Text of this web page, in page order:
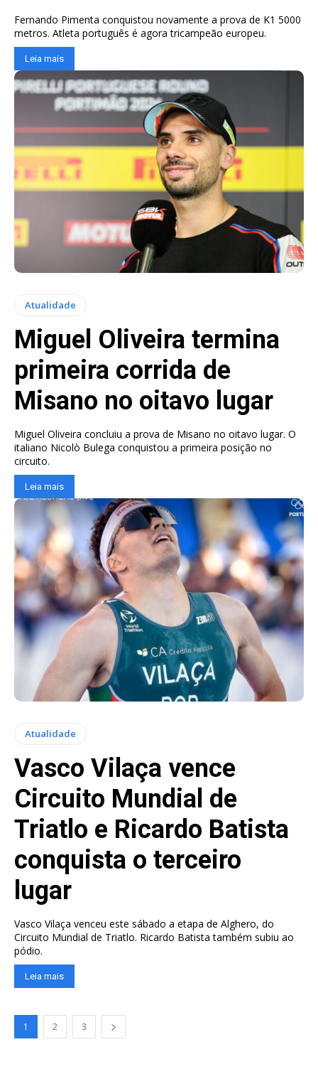
Fernando Pimenta conquistou novamente a prova de K1 5000
metros. Atleta português é agora tricampeão europeu.
Leia mais
Atualidade
Miguel Oliveira termina
primeira corrida de
Misano no oitavo lugar
Miguel Oliveira concluiu a prova de Misano no oitavo lugar. O
italiano Nicolò Bulega conquistou a primeira posição no
circuito.
Leia mais
Atualidade
Vasco Vilaça vence
Circuito Mundial de
Triatlo e Ricardo Batista
conquista o terceiro
lugar
Vasco Vilaça venceu este sábado a etapa de Alghero, do
Circuito Mundial de Triatlo. Ricardo Batista também subiu ao
pódio.
Leia mais
1 2 3